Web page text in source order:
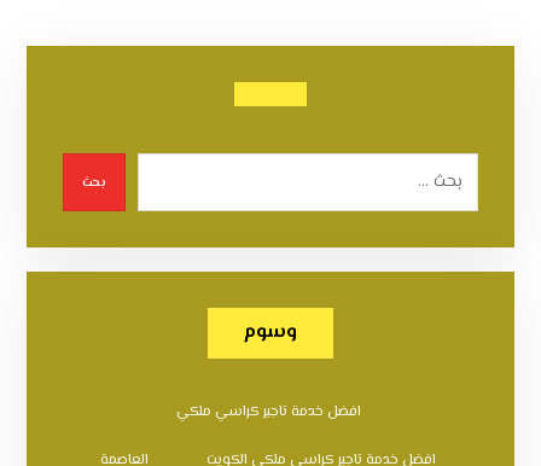
بحث
وسوم
افضل خدمة تاجير كراسي ملكي
افضل خدمة تاجير كراسي ملكي الكويت العاصمة